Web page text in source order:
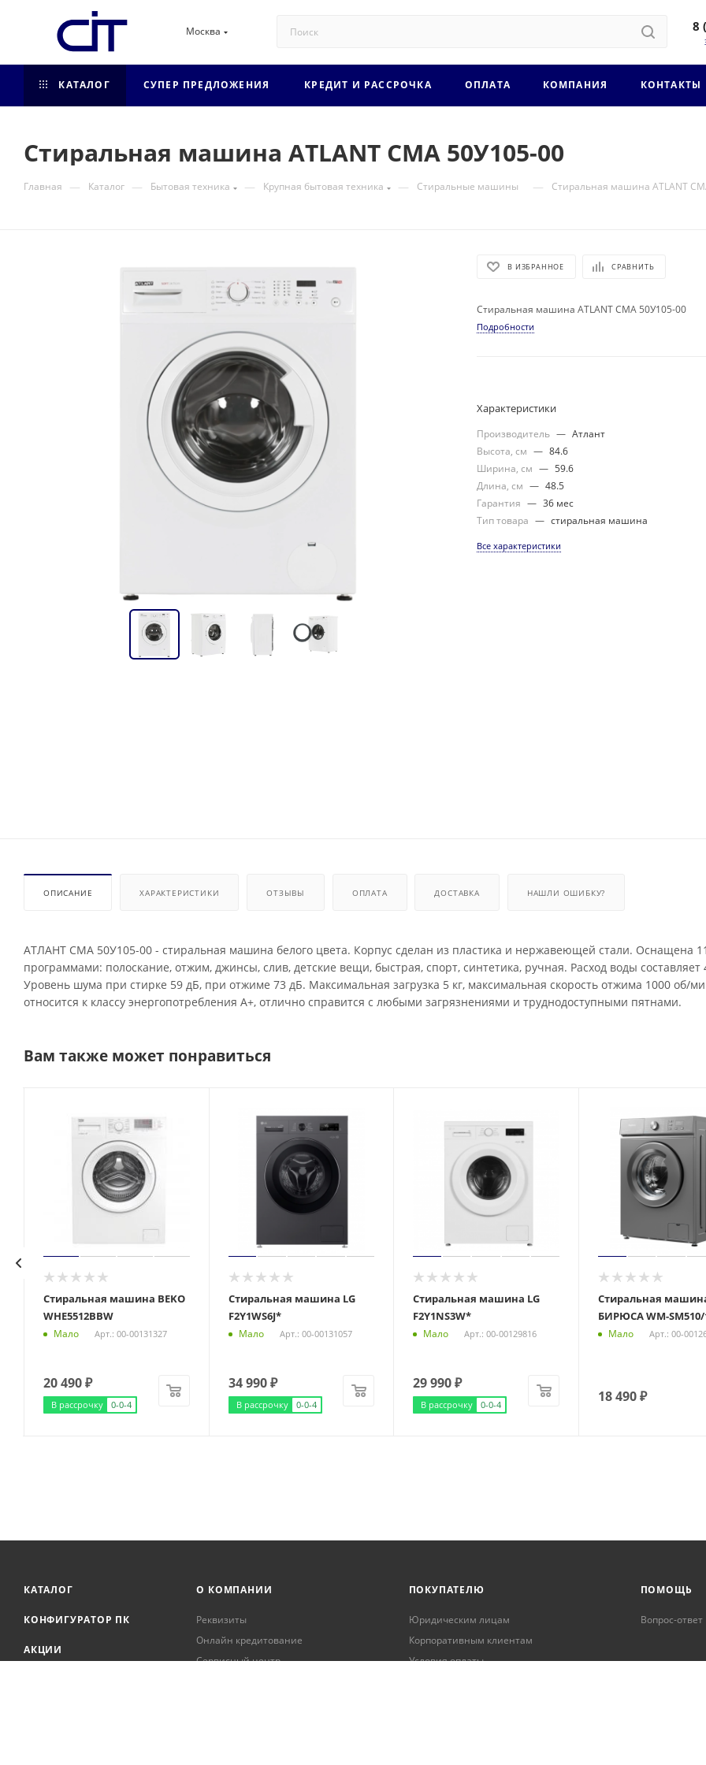
Москва 8
КАТАЛОГ СУПЕР ПРЕДЛОЖЕНИЯ КРЕДИТ И РАССРОЧКА ОПЛАТА КОМПАНИЯ КОНТАКТЫ
Стиральная машина ATLANT СМА 50У105-00
Главная — Каталог — Бытовая техника — Крупная бытовая техника — Стиральные машины — Стиральная машина ATLANT
В ИЗБРАННОЕ СРАВНИТЬ
Стиральная машина ATLANT СМА 50У105-00
Подробности
Характеристики
Производитель — Атлант
Высота, см — 84.6
Ширина, см — 59.6
Длина, см — 48.5
Гарантия — 36 мес
Тип товара — стиральная машина
Все характеристики
ОПИСАНИЕ ХАРАКТЕРИСТИКИ ОТЗЫВЫ ОПЛАТА ДОСТАВКА НАШЛИ ОШИБКУ?
АТЛАНТ СМА 50У105-00 - стиральная машина белого цвета. Корпус сделан из пластика и нержавеющей стали. Оснащена 11
программами: полоскание, отжим, джинсы, слив, детские вещи, быстрая, спорт, синтетика, ручная. Расход воды составляет
Уровень шума при стирке 59 дБ, при отжиме 73 дБ. Максимальная загрузка 5 кг, максимальная скорость отжима 1000 об/
относится к классу энергопотребления А+, отлично справится с любыми загрязнениями и труднодоступными пятнами.
Вам также может понравиться
Стиральная машина BEKO
WHE5512BBW
Мало Арт.: 00-00131327
20 490₽
В рассрочку 0-0-4
Стиральная машина LG
F2Y1WS6J*
Мало Арт.: 00-00131057
34 990₽
В рассрочку 0-0-4
Стиральная машина LG
F2Y1NS3W*
Мало Арт.: 00-00129816
29 990₽
В рассрочку 0-0-4
Стиральная
БИРЮСА WM-
Мало Арт.: 00-
18 490₽
КАТАЛОГ
КОНФИГУРАТОР ПК
АКЦИИ
О КОМПАНИИ
Реквизиты
Онлайн кредитование
Сервисный центр
ПОКУПАТЕЛЮ
Юридическим лицам
Корпоративным клиентам
Условия оплаты
ПОМОЩЬ
Вопрос-ответ